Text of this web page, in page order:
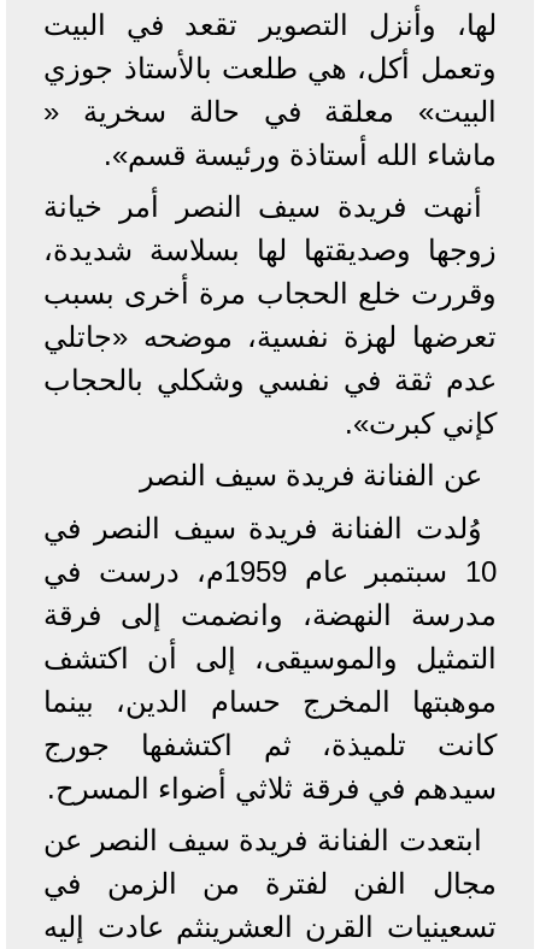
لها، وأنزل التصوير تقعد في البيت
وتعمل أكل، هي طلعت بالأستاذ جوزي
البيت» معلقة في حالة سخرية «
ماشاء الله أستاذة ورئيسة قسم».
أنهت فريدة سيف النصر أمر خيانة
زوجها وصديقتها لها بسلاسة شديدة،
وقررت خلع الحجاب مرة أخرى بسبب
تعرضها لهزة نفسية، موضحه «جاتلي
عدم ثقة في نفسي وشكلي بالحجاب
كإني كبرت».
عن الفنانة فريدة سيف النصر
وُلدت الفنانة فريدة سيف النصر في
10 سبتمبر عام 1959م، درست في
مدرسة النهضة، وانضمت إلى فرقة
التمثيل والموسيقى، إلى أن اكتشف
موهبتها المخرج حسام الدين، بينما
كانت تلميذة، ثم اكتشفها جورج
سيدهم في فرقة ثلاثي أضواء المسرح.
ابتعدت الفنانة فريدة سيف النصر عن
مجال الفن لفترة من الزمن في
تسعينيات القرن العشرينثم عادت إليه